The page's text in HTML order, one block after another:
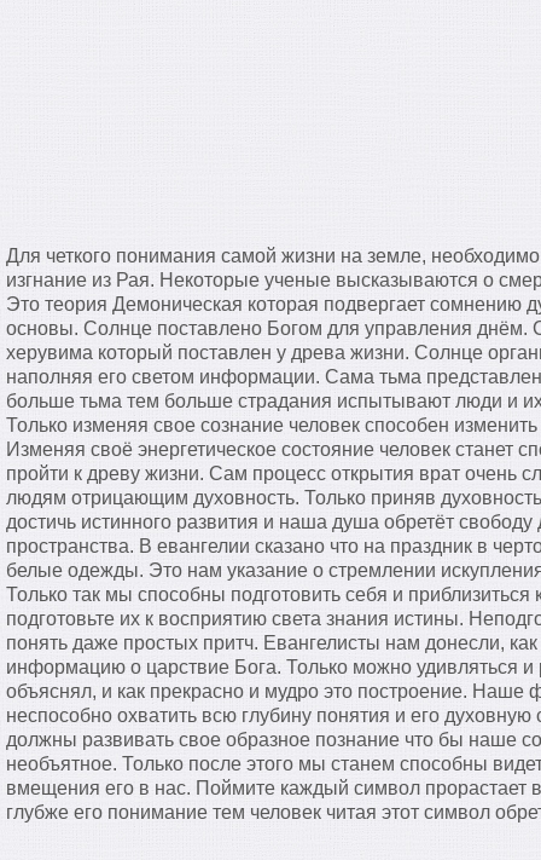
Для четкого понимания самой жизни на земле,
изгнание из Рая. Некоторые ученые высказываются о
Это теория Демоническая которая подвергает сомнению
основы. Солнце поставлено Богом для управления днём.
херувима который поставлен у древа жизни. Солнце
наполняя его светом информации. Сама тьма
больше тьма тем больше страдания испытывают люди и
Только изменяя свое сознание человек способен
Изменяя своё энергетическое состояние человек станет
пройти к древу жизни. Сам процесс открытия врат очень
людям отрицающим духовность. Только приняв
достичь истинного развития и наша душа обретёт свободу
пространства. В евангелии сказано что на праздник в
белые одежды. Это нам указание о стремлении
Только так мы способны подготовить себя и
подготовьте их к восприятию света знания истины.
понять даже простых притч. Евангелисты нам донесли,
информацию о царствие Бога. Только можно удивляться и
объяснял, и как прекрасно и мудро это построение.
неспособно охватить всю глубину понятия и его
должны развивать свое образное познание что бы наше
необъятное. Только после этого мы станем способны
вмещения его в нас. Поймите каждый символ прорастает
глубже его понимание тем человек читая этот символ